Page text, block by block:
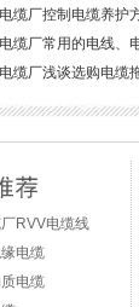
缆厂控制电缆养护
缆厂常用的电线、
缆厂浅谈选购电缆
RVV电缆线
电缆
电缆